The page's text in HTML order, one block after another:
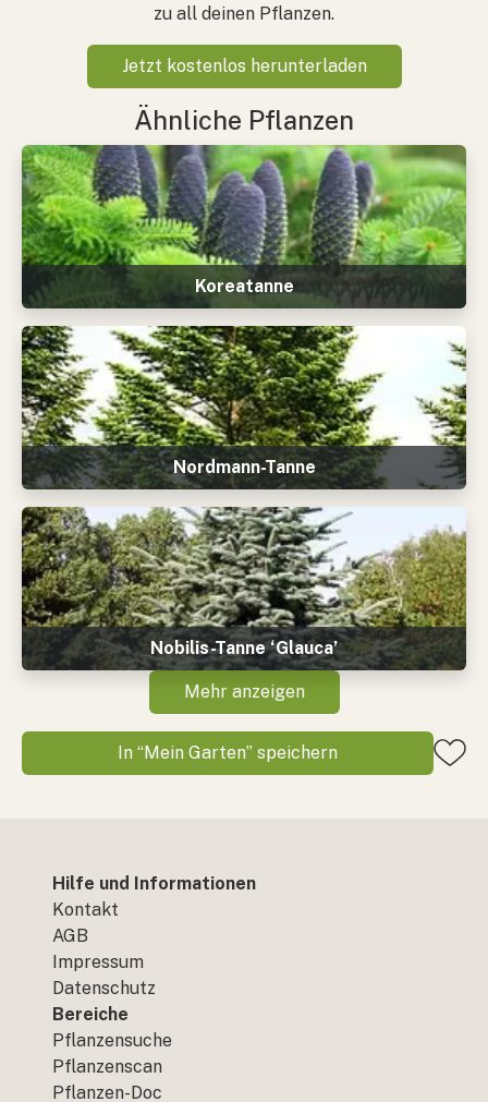
zu all deinen Pflanzen.
Jetzt kostenlos herunterladen
Ähnliche Pflanzen
Koreatanne
Nordmann-Tanne
Nobilis-Tanne ‘Glauca’
Mehr anzeigen
In “Mein Garten” speichern
Hilfe und Informationen
Kontakt
AGB
Impressum
Datenschutz
Bereiche
Pflanzensuche
Pflanzenscan
Pflanzen-Doc